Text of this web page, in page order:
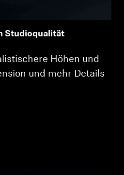
Studioqualität
Höhen und
und mehr Details